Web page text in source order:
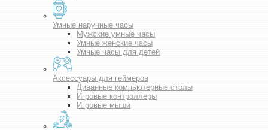
Умные наручные часы
Мужские умные часы
Умные женские часы
Умные часы для детей
Аксессуары для геймеров
Диванные компьютерные столы
Игровые контроллеры
Игровые мыши